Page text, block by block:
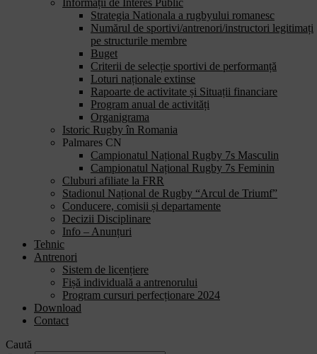
Informații de Interes Public
Strategia Nationala a rugbyului romanesc
Numărul de sportivi/antrenori/instructori legitimați
pe structurile membre
Buget
Criterii de selecție sportivi de performanță
Loturi naționale extinse
Rapoarte de activitate și Situații financiare
Program anual de activități
Organigrama
Istoric Rugby în Romania
Palmares CN
Campionatul Național Rugby 7s Masculin
Campionatul Național Rugby 7s Feminin
Cluburi afiliate la FRR
Stadionul Național de Rugby “Arcul de Triumf”
Conducere, comisii și departamente
Decizii Disciplinare
Info – Anunțuri
Tehnic
Antrenori
Sistem de licențiere
Fișă individuală a antrenorului
Program cursuri perfecționare 2024
Download
Contact
Caută